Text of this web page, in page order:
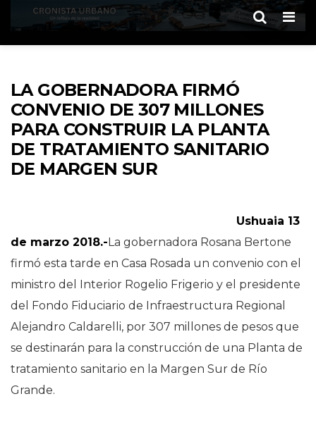
LA GOBERNADORA FIRMÓ
CONVENIO DE 307 MILLONES
PARA CONSTRUIR LA PLANTA
DE TRATAMIENTO SANITARIO
DE MARGEN SUR
Ushuaia 13
de marzo 2018.-La gobernadora Rosana Bertone
firmó esta tarde en Casa Rosada un convenio con el
ministro del Interior Rogelio Frigerio y el presidente
del Fondo Fiduciario de Infraestructura Regional
Alejandro Caldarelli, por 307 millones de pesos que
se destinarán para la construcción de una Planta de
tratamiento sanitario en la Margen Sur de Río
Grande.